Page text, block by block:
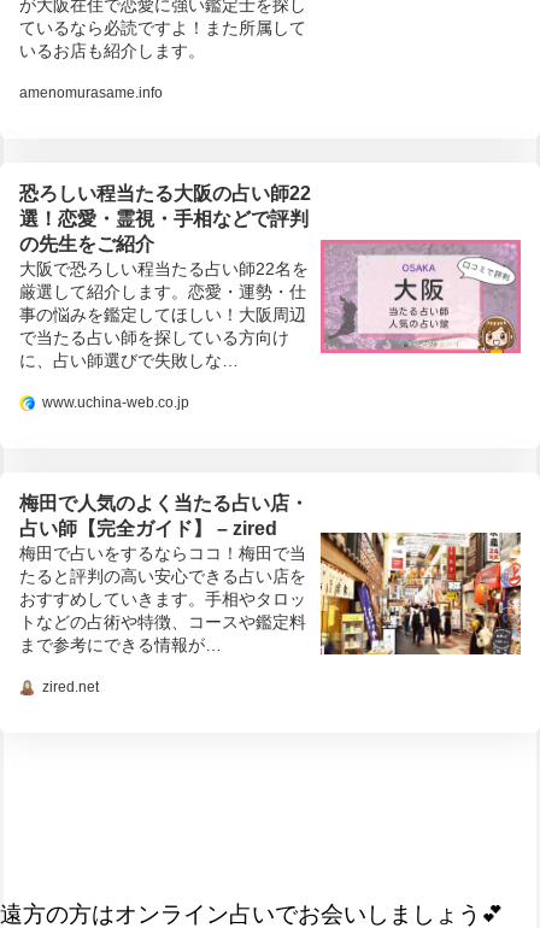
が大阪在住で恋愛に強い鑑定士を探し
ているなら必読ですよ！また所属して
いるお店も紹介します。
amenomurasame.info
恐ろしい程当たる大阪の占い師22
選！恋愛・霊視・手相などで評判
の先生をご紹介
大阪で恐ろしい程当たる占い師22名を
厳選して紹介します。恋愛・運勢・仕
事の悩みを鑑定してほしい！大阪周辺
で当たる占い師を探している方向け
に、占い師選びで失敗しな…
www.uchina-web.co.jp
梅田で人気のよく当たる占い店・
占い師【完全ガイド】 – zired
梅田で占いをするならココ！梅田で当
たると評判の高い安心できる占い店を
おすすめしていきます。手相やタロッ
トなどの占術や特徴、コースや鑑定料
まで参考にできる情報が…
zired.net
遠方の方はオンライン占いでお会いしましょう💕